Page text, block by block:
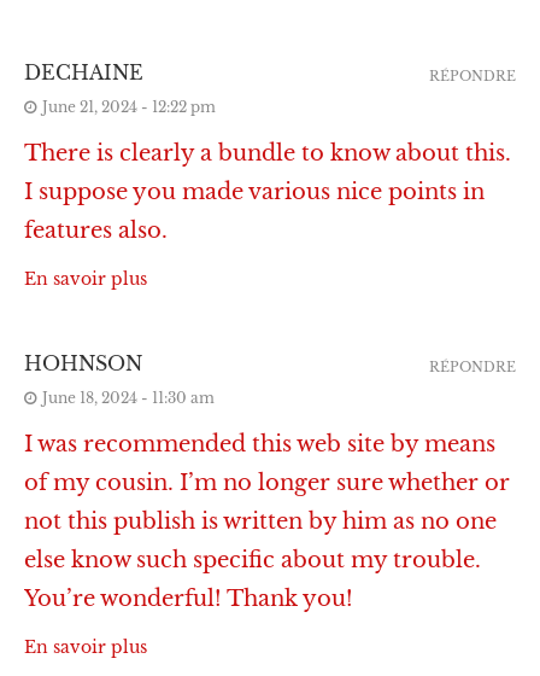
DECHAINE
June 21, 2024 - 12:22 pm
There is clearly a bundle to know about this.
I suppose you made various nice points in
features also.
En savoir plus
RÉPONDRE
HOHNSON
June 18, 2024 - 11:30 am
I was recommended this web site by means
of my cousin. I’m no longer sure whether or
not this publish is written by him as no one
else know such specific about my trouble.
You’re wonderful! Thank you!
En savoir plus
RÉPONDRE